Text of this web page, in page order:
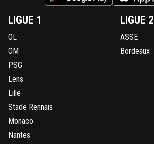
LIGUE 1
OL
OM
PSG
Lens
Lille
Stade Rennais
Monaco
Nantes
LIGUE 2
ASSE
Bordeaux